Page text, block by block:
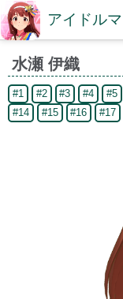
水瀬 伊織
#1 #2 #3 #4 #5
#14
#15 #16 #17